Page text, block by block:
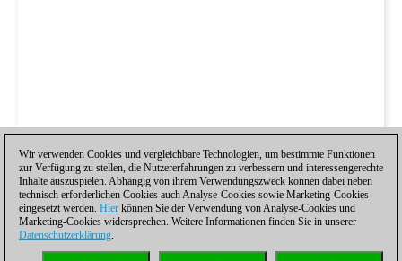
Wir verwenden Cookies und vergleichbare Technologien, um bestimmte Funktionen
zur Verfügung zu stellen, die Nutzererfahrungen zu verbessern und interessengerechte
Inhalte auszuspielen. Abhängig von ihrem Verwendungszweck können dabei neben
technisch erforderlichen Cookies auch Analyse-Cookies sowie Marketing-Cookies
eingesetzt werden. Hier können Sie der Verwendung von Analyse-Cookies und
Marketing-Cookies widersprechen. Weitere Informationen finden Sie in unserer
Datenschutzerklärung.